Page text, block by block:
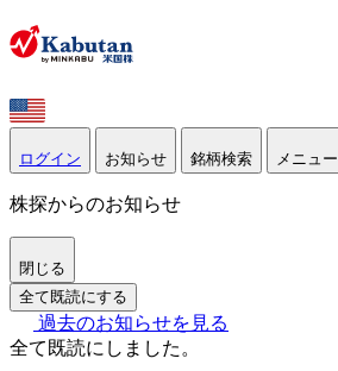
ログイン お知らせ 銘柄検索 メニュー
株探からのお知らせ
閉じる
全て既読にする
過去のお知らせを見る
全て既読にしました。